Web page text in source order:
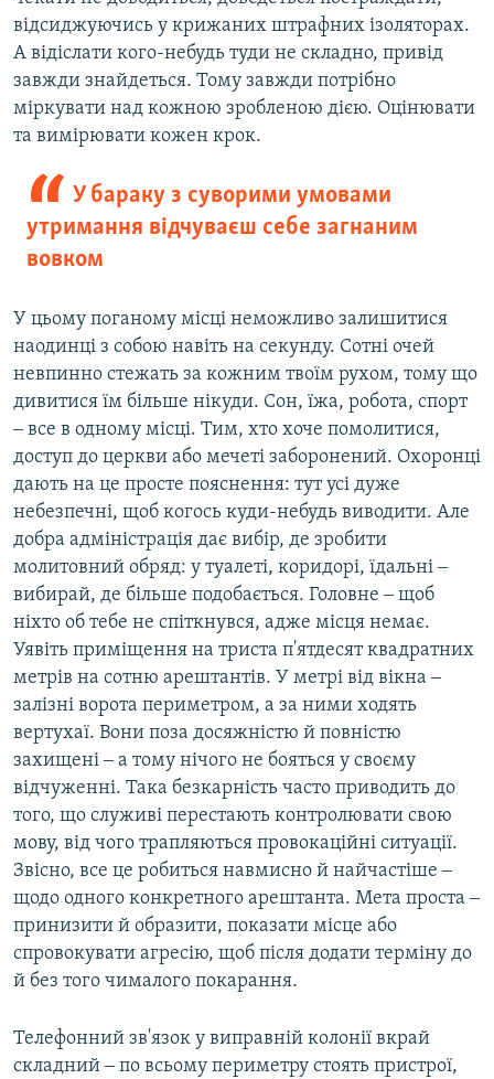
відсиджуючись у крижаних штрафних ізоляторах.
А відіслати кого-небудь туди не складно, привід
завжди знайдеться. Тому завжди потрібно
міркувати над кожною зробленою дією. Оцінювати
та вимірювати кожен крок.
У бараку з суворими умовами
утримання відчуваєш себе загнаним
вовком
У цьому поганому місці неможливо залишитися
наодинці з собою навіть на секунду. Сотні очей
невпинно стежать за кожним твоїм рухом, тому що
дивитися їм більше нікуди. Сон, їжа, робота, спорт
‒ все в одному місці. Тим, хто хоче помолитися,
доступ до церкви або мечеті заборонений. Охоронці
дають на це просте пояснення: тут усі дуже
небезпечні, щоб когось куди-небудь виводити. Але
добра адміністрація дає вибір, де зробити
молитовний обряд: у туалеті, коридорі, їдальні ‒
вибирай, де більше подобається. Головне ‒ щоб
ніхто об тебе не спіткнувся, адже місця немає.
Уявіть приміщення на триста п'ятдесят квадратних
метрів на сотню арештантів. У метрі від вікна ‒
залізні ворота периметром, а за ними ходять
вертухаї. Вони поза досяжністю й повністю
захищені ‒ а тому нічого не бояться у своєму
відчуженні. Така безкарність часто приводить до
того, що служиві перестають контролювати свою
мову, від чого трапляються провокаційні ситуації.
Звісно, все це робиться навмисно й найчастіше ‒
щодо одного конкретного арештанта. Мета проста ‒
принизити й образити, показати місце або
спровокувати агресію, щоб після додати терміну до
й без того чималого покарання.
Телефонний зв'язок у виправній колонії вкрай
складний ‒ по всьому периметру стоять пристрої,